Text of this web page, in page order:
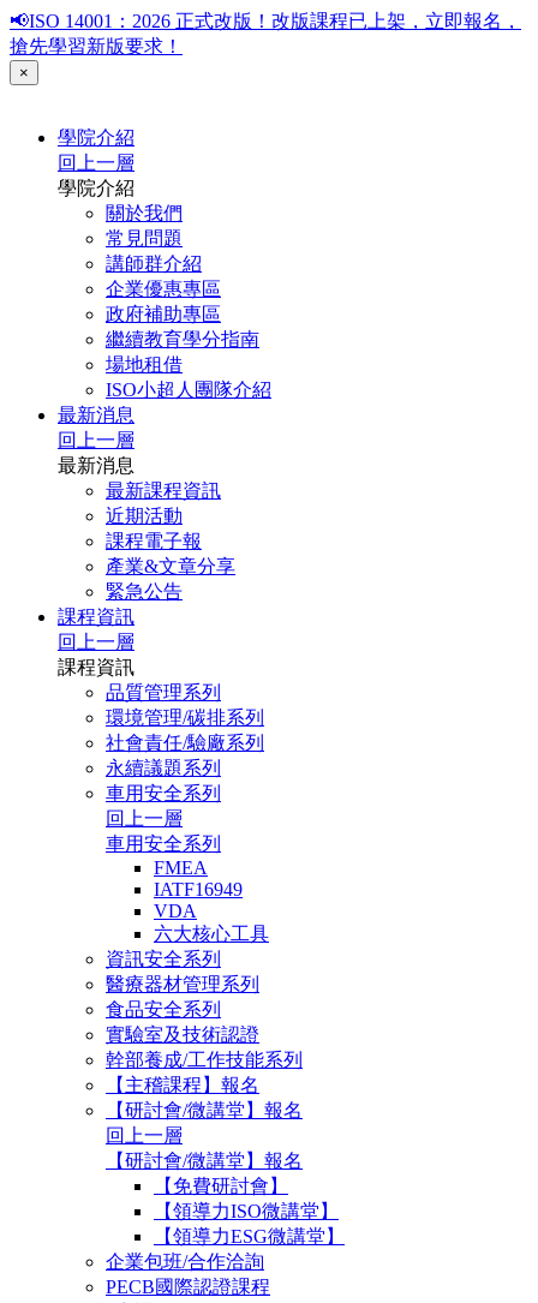
📢ISO 14001：2026 正式改版！改版課程已上架，立即報名，
搶先學習新版要求！
×
學院介紹
回上一層
學院介紹
關於我們
常見問題
講師群介紹
企業優惠專區
政府補助專區
繼續教育學分指南
場地租借
ISO小超人團隊介紹
最新消息
回上一層
最新消息
最新課程資訊
近期活動
課程電子報
產業&文章分享
緊急公告
課程資訊
回上一層
課程資訊
品質管理系列
環境管理/碳排系列
社會責任/驗廠系列
永續議題系列
車用安全系列
回上一層
車用安全系列
FMEA
IATF16949
VDA
六大核心工具
資訊安全系列
醫療器材管理系列
食品安全系列
實驗室及技術認證
幹部養成/工作技能系列
【主稽課程】報名
【研討會/微講堂】報名
回上一層
【研討會/微講堂】報名
【免費研討會】
【領導力ISO微講堂】
【領導力ESG微講堂】
企業包班/合作洽詢
PECB國際認證課程